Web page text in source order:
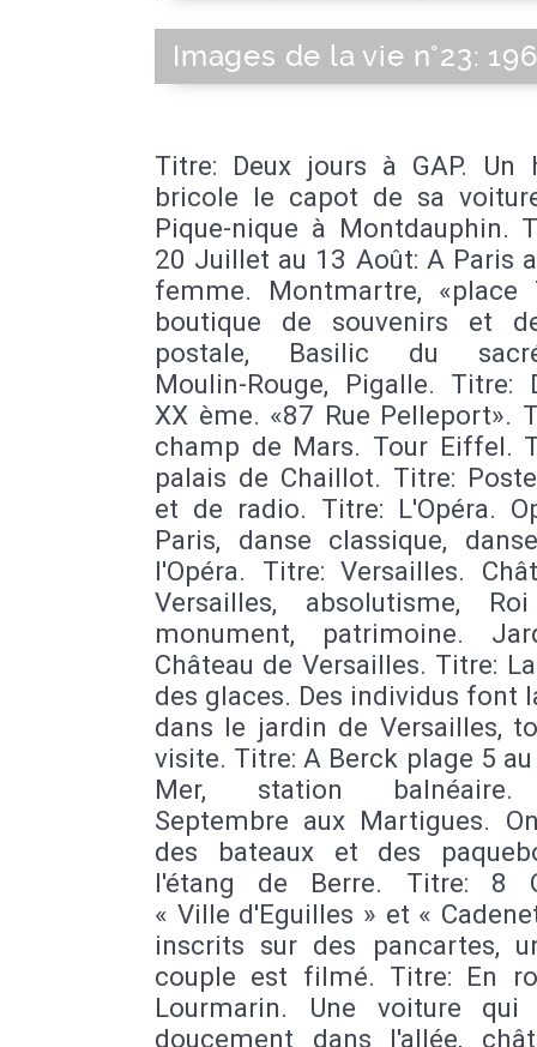
Images de la vie n°23:
Titre: Deux jours à GAP. Un
bricole le capot de sa
Pique-nique à Montdauphin.
20 Juillet au 13 Août: A Paris
femme. Montmartre, «place
boutique de souvenirs et
postale, Basilic du
Moulin-Rouge, Pigalle. Titre:
XX ème. «87 Rue Pelleport».
champ de Mars. Tour Eiffel.
palais de Chaillot. Titre:
et de radio. Titre: L'Opéra.
Paris, danse classique,
l'Opéra. Titre: Versailles.
Versailles, absolutisme,
monument, patrimoine.
Château de Versailles. Titre:
des glaces. Des individus font
dans le jardin de Versailles,
visite. Titre: A Berck plage 5
Mer, station
Septembre aux Martigues.
des bateaux et des
l'étang de Berre. Titre: 8
« Ville d'Eguilles » et «
inscrits sur des pancartes,
couple est filmé. Titre: En
Lourmarin. Une voiture qui
doucement dans l'allée,